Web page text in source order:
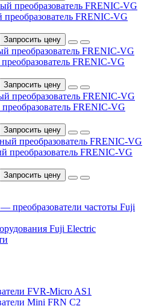
FRENIC-VG
Запросить цену
FRENIC-VG
Запросить цену
FRENIC-VG
Запросить цену
преобразователь FRENIC-VG
Запросить цену
преобразователи частоты Fuji
Fuji Electric
FVR-Micro AS1
Mini FRN C2